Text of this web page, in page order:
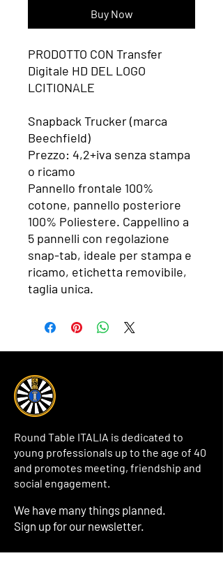
Buy Now
PRODOTTO CON Transfer
Digitale HD DEL LOGO
LCITIONALE
Snapback Trucker (marca
Beechfield)
Prezzo: 4,2+iva senza stampa
o ricamo
Pannello frontale 100%
cotone, pannello posteriore
100% Poliestere. Cappellino a
5 pannelli con regolazione
snap-tab, ideale per stampa e
ricamo, etichetta removibile,
taglia unica.
Round Table ITALIA is dedicated to
young professionals up to the age of 40
and promotes meeting, friendship and
social engagement.
We have many things planned.
Sign up for our newsletter.
Inserisci il tuo indirizzo email